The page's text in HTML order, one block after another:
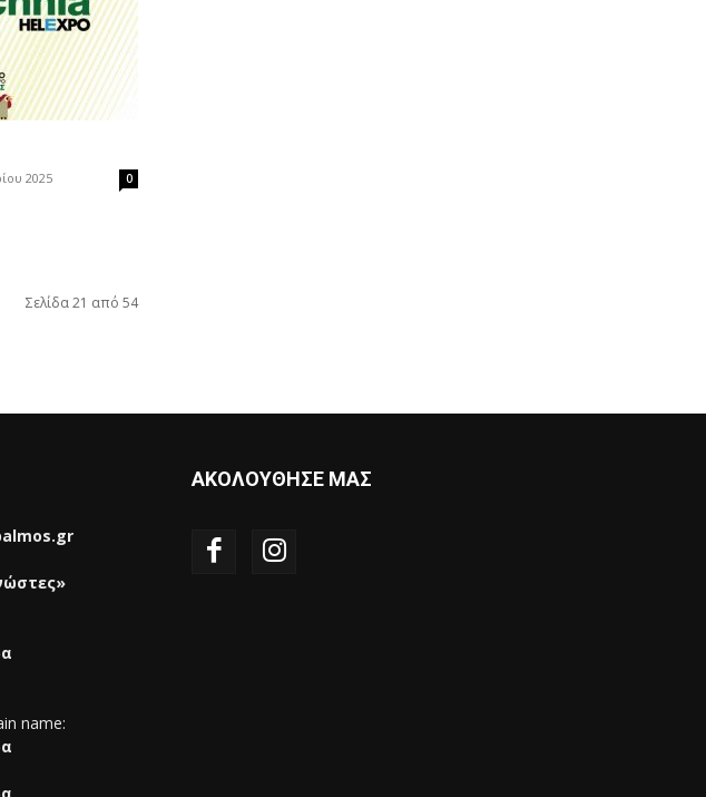
2025 0
Σελίδα 21 από 54
name:
ΑΚΟΛΟΥΘΗΣΕ ΜΑΣ